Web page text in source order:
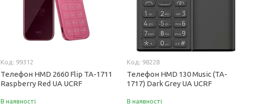
99312
Телефон HMD 2660 Flip TA-1711
Raspberry Red UA UCRF
В наявності
98228
Телефон HMD 130 Music (TA-
1717) Dark Grey UA UCRF
В наявності